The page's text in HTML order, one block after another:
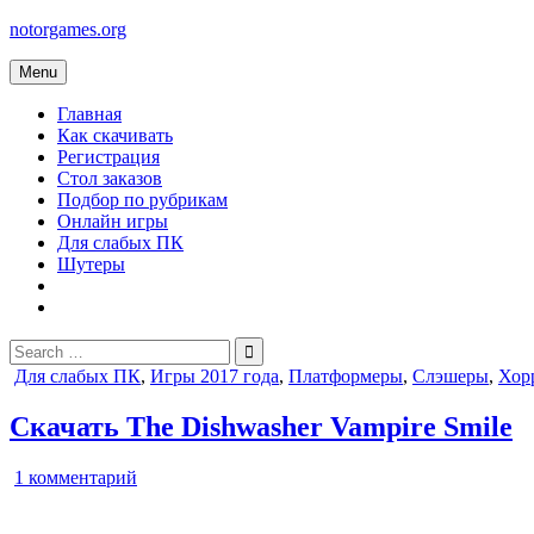
Skip
content
notorgames.org
Menu
Главная
Как скачивать
Регистрация
Стол заказов
Подбор по рубрикам
Онлайн игры
Для слабых ПК
Шутеры
Search
for:
Posted
Для слабых ПК, Игры 2017 года, Платформеры, Слэшеры,
Скачать The Dishwasher Vampire Smile
1 комментарий